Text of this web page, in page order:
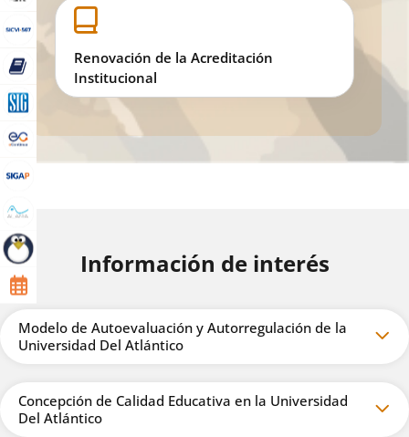
Renovación de la Acreditación
Institucional
Información de interés
Modelo de Autoevaluación y Autorregulación de la
Universidad Del Atlántico
Concepción de Calidad Educativa en la Universidad
Del Atlántico